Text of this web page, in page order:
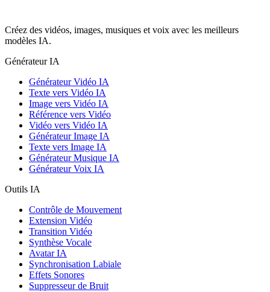
Créez des vidéos, images, musiques et voix avec les meilleurs
modèles IA.
Générateur IA
Générateur Vidéo IA
Texte vers Vidéo IA
Image vers Vidéo IA
Référence vers Vidéo
Vidéo vers Vidéo IA
Générateur Image IA
Texte vers Image IA
Générateur Musique IA
Générateur Voix IA
Outils IA
Contrôle de Mouvement
Extension Vidéo
Transition Vidéo
Synthèse Vocale
Avatar IA
Synchronisation Labiale
Effets Sonores
Suppresseur de Bruit